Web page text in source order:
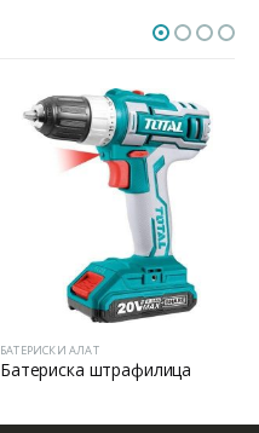
БАТЕРИСКИ АЛАТ
Батериска штрафилица